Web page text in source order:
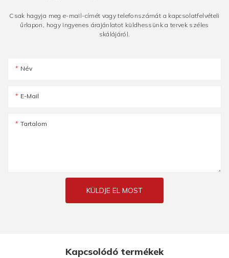
Csak hagyja meg e-mail-címét vagy telefonszámát a kapcsolatfelvételi
űrlapon, hogy ingyenes árajánlatot küldhessünk a tervek széles
skálájáról.
Név
E-Mail
Tartalom
KÜLDJE EL MOST
Kapcsolódó termékek